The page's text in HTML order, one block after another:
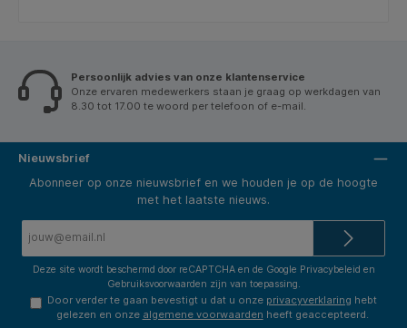
Persoonlijk advies van onze klantenservice
Onze ervaren medewerkers staan je graag op werkdagen van
8.30 tot 17.00 te woord per telefoon of e-mail.
Nieuwsbrief
Abonneer op onze nieuwsbrief en we houden je op de hoogte
met het laatste nieuws.
Deze site wordt beschermd door reCAPTCHA en de Google Privacybeleid en
Gebruiksvoorwaarden zijn van toepassing.
Door verder te gaan bevestigt u dat u onze privacyverklaring hebt
gelezen en onze algemene voorwaarden heeft geaccepteerd.